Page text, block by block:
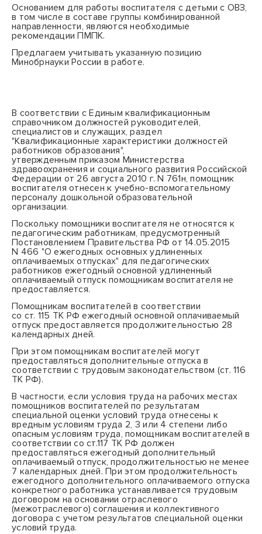
Основанием для работы воспитателя с детьми с ОВЗ,
в том числе в составе группы комбинированной
направленности, являются необходимые
рекомендации ПМПК.
Предлагаем учитывать указанную позицию
Минобрнауки России в работе.
В соответствии сЕдиным квалификационным
справочником должностей руководителей,
специалистов и служащих, раздел
"Квалификационные характеристики должностей
работников образования",
утвержденнымприказом Министерства
здравоохранения и социального развития Российской
Федерации от 26 августа 2010 г. N 761н, помощник
воспитателя отнесен к учебно-вспомогательному
персоналу дошкольной образовательной
организации.
Поскольку помощники воспитателя не относятся к
педагогическим работникам, предусмотренный
Постановлением Правительства РФ от 14.05.2015
N 466 "О ежегодных основных удлиненных
оплачиваемых отпусках" для педагогических
работников ежегодный основной удлиненный
оплачиваемый отпуск помощникам воспитателя не
предоставляется.
Помощникам воспитателей в соответствии
со ст. 115 ТК РФ ежегодный основной оплачиваемый
отпуск предоставляется продолжительностью 28
календарных дней.
При этом помощникам воспитателей могут
предоставляться дополнительные отпуска в
соответствии с трудовым законодательством (ст. 116
ТК РФ).
В частности, если условия труда на рабочих местах
помощников воспитателей по результатам
специальной оценки условий труда отнесены к
вредным условиям труда 2, 3 или 4 степени либо
опасным условиям труда, помощникам воспитателей в
соответствии со ст.117 ТК РФ должен
предоставляться ежегодный дополнительный
оплачиваемый отпуск, продолжительностью не менее
7 календарных дней. При этом продолжительность
ежегодного дополнительного оплачиваемого отпуска
конкретного работника устанавливается трудовым
договором на основании отраслевого
(межотраслевого) соглашения и коллективного
договора с учетом результатов специальной оценки
условий труда.